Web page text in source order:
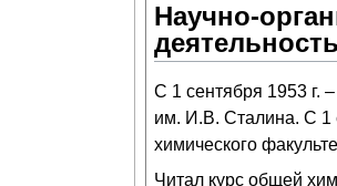
Научно-
С 1 сентября 1953 г.
им. И.В. Сталина. С 1
химического
Читал курс общей